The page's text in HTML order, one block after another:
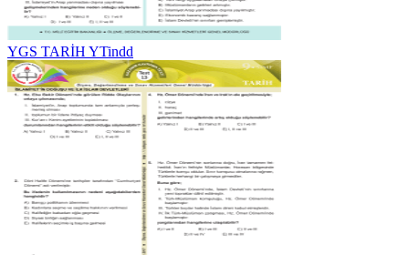
YGS TARİH YTindd